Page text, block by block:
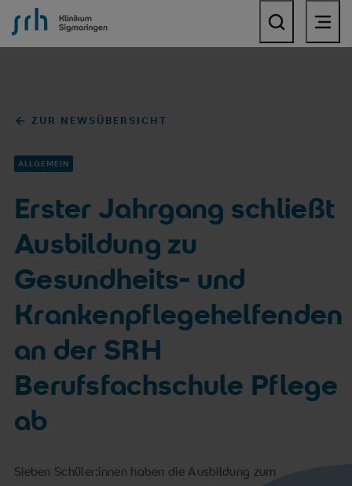
SRH Klinikum Sigmaringen
ZUR NEWSÜBERSICHT
ALLGEMEIN
Erster Jahrgang schließt
Ausbildung zu
Gesundheits- und
Krankenpflegehelfenden
an der SRH
Berufsfachschule Pflege
ab
Sieben Schüler:innen haben die Ausbildung zum